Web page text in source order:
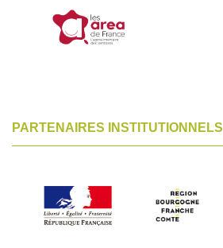
PARTENAIRES INSTITUTIONNELS